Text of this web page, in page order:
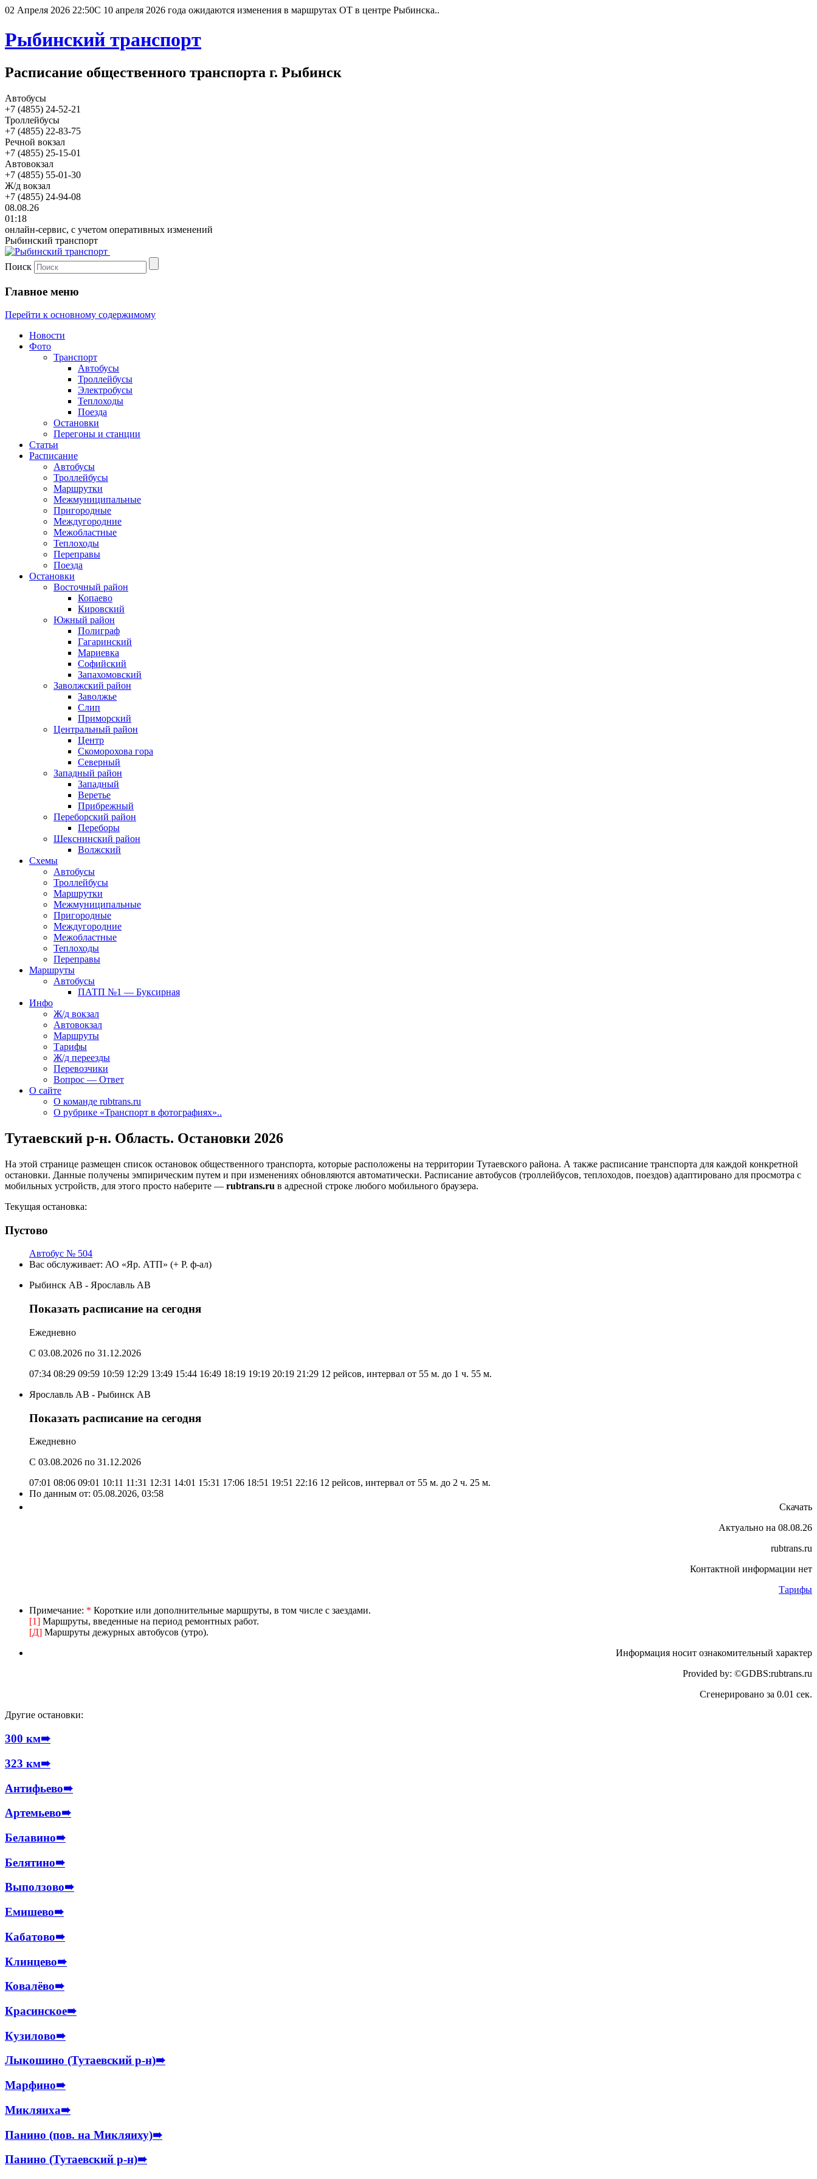
02 Апреля 2026 22:50С 10 апреля 2026 года ожидаются изменения в маршрутах ОТ в центре Рыбинска..
Рыбинский транспорт
Расписание общественного транспорта г. Рыбинск
Автобусы
+7 (4855) 24-52-21
Троллейбусы
+7 (4855) 22-83-75
Речной вокзал
+7 (4855) 25-15-01
Автовокзал
+7 (4855) 55-01-30
Ж/д вокзал
+7 (4855) 24-94-08
08.08.26
01:18
онлайн-сервис, с учетом оперативных изменений
Рыбинский транспорт
Поиск
Главное меню
Перейти к основному содержимому
Новости
Фото
Транспорт
Автобусы
Троллейбусы
Электробусы
Теплоходы
Поезда
Остановки
Перегоны и станции
Статьи
Расписание
Автобусы
Троллейбусы
Маршрутки
Межмуниципальные
Пригородные
Междугородние
Межобластные
Теплоходы
Переправы
Поезда
Остановки
Восточный район
Копаево
Кировский
Южный район
Полиграф
Гагаринский
Мариевка
Софийский
Запахомовский
Заволжский район
Заволжье
Слип
Приморский
Центральный район
Центр
Скоморохова гора
Северный
Западный район
Западный
Веретье
Прибрежный
Переборский район
Переборы
Шекснинский район
Волжский
Схемы
Автобусы
Троллейбусы
Маршрутки
Межмуниципальные
Пригородные
Междугородние
Межобластные
Теплоходы
Переправы
Маршруты
Автобусы
ПАТП №1 — Буксирная
Инфо
Ж/д вокзал
Автовокзал
Маршруты
Тарифы
Ж/д переезды
Перевозчики
Вопрос — Ответ
О сайте
О команде rubtrans.ru
О рубрике «Транспорт в фотографиях»..
Тутаевский р-н. Область. Остановки 2026
На этой странице размещен список остановок общественного транспорта, которые расположены на территории Тутаевского района. А также расписание транспорта для каждой конкретной
остановки. Данные получены эмпирическим путем и при изменениях обновляются автоматически. Расписание автобусов (троллейбусов, теплоходов, поездов) адаптировано для просмотра с
мобильных устройств, для этого просто наберите — rubtrans.ru в адресной строке любого мобильного браузера.
Текущая остановка:
Пустово
Автобус № 504
Вас обслуживает: АО «Яр. АТП» (+ Р. ф-ал)
Рыбинск АВ - Ярославль АВ
Показать расписание на сегодня
Ежедневно
C 03.08.2026 по 31.12.2026
07:34 08:29 09:59 10:59 12:29 13:49 15:44 16:49 18:19 19:19 20:19 21:29 12 рейсов, интервал от 55 м. до 1 ч. 55 м.
Ярославль АВ - Рыбинск АВ
Показать расписание на сегодня
Ежедневно
C 03.08.2026 по 31.12.2026
07:01 08:06 09:01 10:11 11:31 12:31 14:01 15:31 17:06 18:51 19:51 22:16 12 рейсов, интервал от 55 м. до 2 ч. 25 м.
По данным от: 05.08.2026, 03:58
Скачать
Актуально на 08.08.26
rubtrans.ru
Контактной информации нет
Тарифы
Примечание: * Короткие или дополнительные маршруты, в том числе с заездами.
[1] Маршруты, введенные на период ремонтных работ.
[Д] Маршруты дежурных автобусов (утро).
Информация носит ознакомительный характер
Provided by: ©GDBS:rubtrans.ru
Сгенерировано за 0.01 сек.
Другие остановки:
300 км➠
323 км➠
Антифьево➠
Артемьево➠
Белавино➠
Белятино➠
Выползово➠
Емишево➠
Кабатово➠
Клинцево➠
Ковалёво➠
Красинское➠
Кузилово➠
Лыкошино (Тутаевский р-н)➠
Марфино➠
Микляиха➠
Панино (пов. на Микляиху)➠
Панино (Тутаевский р-н)➠